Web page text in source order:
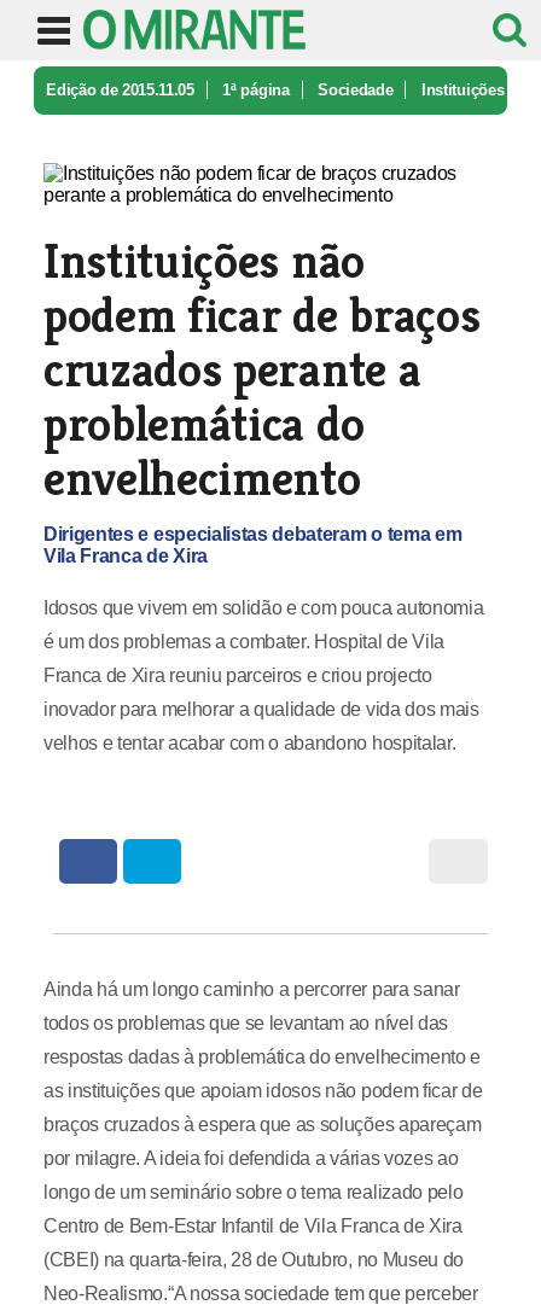
Edição de 2015.11.05 1ª página Sociedade Instituições
Instituições não
podem ficar de braços
cruzados perante a
problemática do
envelhecimento
Dirigentes e especialistas debateram o tema em
Vila Franca de Xira
Idosos que vivem em solidão e com pouca autonomia
é um dos problemas a combater. Hospital de Vila
Franca de Xira reuniu parceiros e criou projecto
inovador para melhorar a qualidade de vida dos mais
velhos e tentar acabar com o abandono hospitalar.
Ainda há um longo caminho a percorrer para sanar
todos os problemas que se levantam ao nível das
respostas dadas à problemática do envelhecimento e
as instituições que apoiam idosos não podem ficar de
braços cruzados à espera que as soluções apareçam
por milagre. A ideia foi defendida a várias vozes ao
longo de um seminário sobre o tema realizado pelo
Centro de Bem-Estar Infantil de Vila Franca de Xira
(CBEI) na quarta-feira, 28 de Outubro, no Museu do
Neo-Realismo.“A nossa sociedade tem que perceber